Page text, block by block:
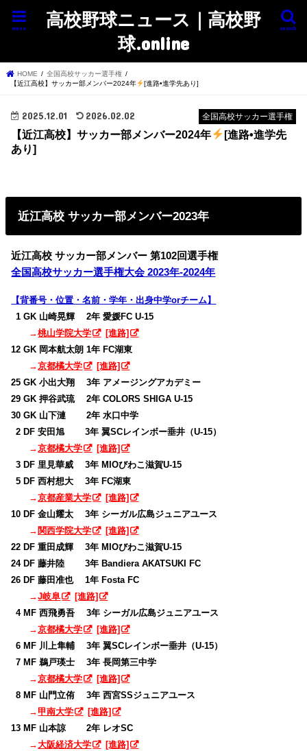
高校野球ニュース｜高校野
球.online
search
menu
HOME
全国高校サッカー選手権
【近江高校】サッカー部メンバー2024年
[進路•進学先あり]
全国高校サッカー選手権
2025.12.01 2026.02.02
【近江高校】サッカー部メンバー2024年
[進路•進学先
あり]
近江高校 サッカー部メンバー2023年
近江高校 サッカー部メンバー 第102回選手権
全国高校サッカー選手権大会 2023年-2024年
【背番号・位置・名前・学年・出身中学orチーム】
01 GK 山崎晃輝 2年 愛媛FC U-15
→桃山学院大学
[進路]
12 GK 岡本航太朗 1年 FC湖東
→京都橘大学
[進路]
25 GK 小出大翔 3年 アメージングアカデミー
29 GK 押谷武琉 2年 COLORS SHIGA U-15
30 GK 山下漣 2年 水口中学
02 DF 安田旭 3年 翼SCレインボー垂井（U-15）
→京都橘大学
[進路]
03 DF 里見華威 3年 MIOびわこ滋賀U-15
05 DF 西村想大 3年 FC湖東
→京都産業大学
[進路]
10 DF 金山耀太 3年 シーガル広島ジュニアユース
→ 関西学院大学
[進路]
22 DF 重田成輝 3年 MIOびわこ滋賀U-15
24 DF 藤井陸 3年 Bandiera AKATSUKI FC
26 DF 藤田准也 1年 Fosta FC
→J岐阜
[進路]
04 MF 西飛勇吾 3年 シーガル広島ジュニアユース
→京都橘大学
[進路]
06 MF 川上隼輔 3年 翼SCレインボー垂井（U-15）
07 MF 鵜戸瑛士 3年 長岡第三中学
→京都橘大学
[進路]
08 MF 山門立侑 3年 西宮SSジュニアユース
→甲南大学
[進路]
13 MF 山本諒 2年 レオSC
→大阪経済大学
[進路]